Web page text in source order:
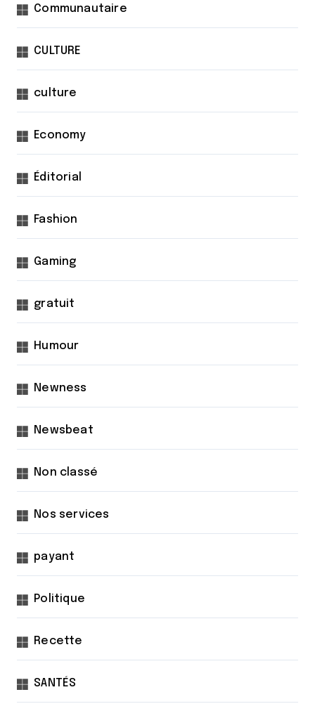
Communautaire
CULTURE
culture
Economy
Éditorial
Fashion
Gaming
gratuit
Humour
Newness
Newsbeat
Non classé
Nos services
payant
Politique
Recette
SANTÉS